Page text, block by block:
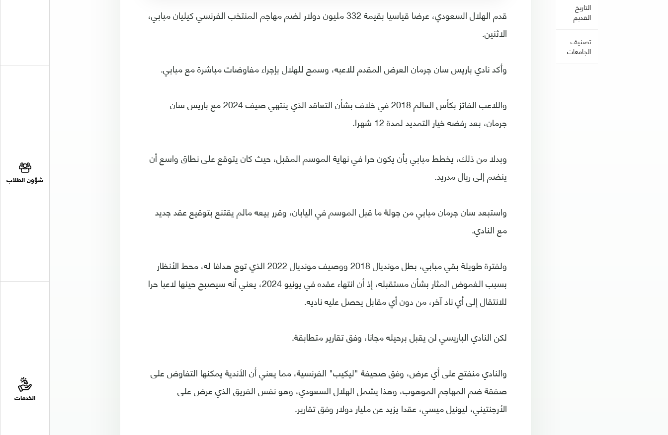
شؤون الطلاب
الخدمات
التاريخ
القديم
تصنيف
الجامعات
قدم الهلال السعودي، عرضا قياسيا بقيمة 332 مليون دولار لضم مهاجم المنتخب الفرنسي كيليان مبابي،
الاثنين.
وأكد نادي باريس سان جرمان العرض المقدم للاعبه، وسمح للهلال بإجراء مفاوضات مباشرة مع مبابي.
واللاعب الفائز بكأس العالم 2018 في خلاف بشأن التعاقد الذي ينتهي صيف 2024 مع باريس سان
جرمان، بعد رفضه خيار التمديد لمدة 12 شهرا.
وبدلا من ذلك، يخطط مبابي بأن يكون حرا في نهاية الموسم المقبل، حيث كان يتوقع على نطاق واسع أن
ينضم إلى ريال مدريد.
واستبعد سان جرمان مبابي من جولة ما قبل الموسم في اليابان، وقرر بيعه مالم يقتنع بتوقيع عقد جديد
مع النادي.
ولفترة طويلة بقي مبابي، بطل مونديال 2018 ووصيف مونديال 2022 الذي توج هدافا له، محط الأنظار
بسبب الغموض المثار بشأن مستقبله، إذ أن انتهاء عقده في يونيو 2024، يعني أنه سيصبح حينها لاعبا حرا
للانتقال إلى أي ناد آخر، من دون أي مقابل يحصل عليه ناديه.
لكن النادي الباريسي لن يقبل برحيله مجانا، وفق تقارير متطابقة.
والنادي منفتح على أي عرض، وفق صحيفة "ليكيب" الفرنسية، مما يعني أن الأندية يمكنها التفاوض على
صفقة ضم المهاجم الموهوب، وهذا يشمل الهلال السعودي، وهو نفس الفريق الذي عرض على
الأرجنتيني، ليونيل ميسي، عقدا يزيد عن مليار دولار وفق تقارير.